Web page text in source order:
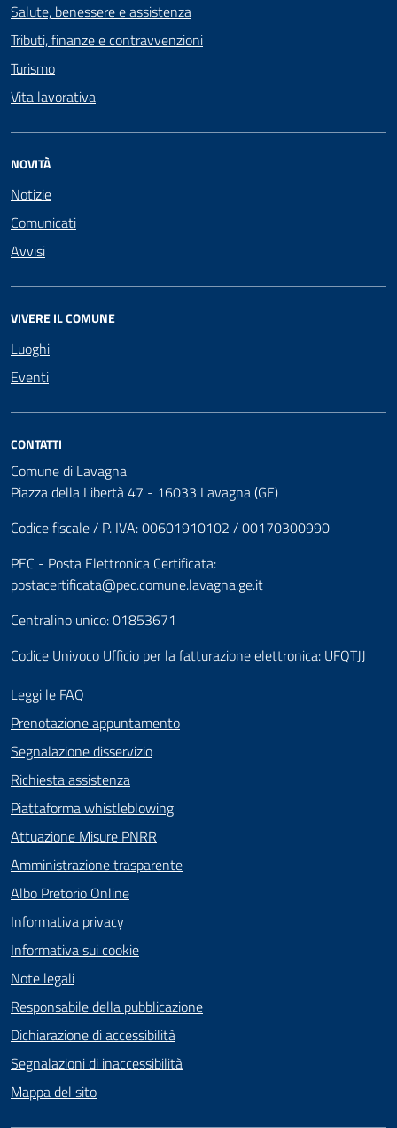
Salute, benessere e assistenza
Tributi, finanze e contravvenzioni
Turismo
Vita lavorativa
NOVITÀ
Notizie
Comunicati
Avvisi
VIVERE IL COMUNE
Luoghi
Eventi
CONTATTI
Comune di Lavagna
Piazza della Libertà 47 - 16033 Lavagna (GE)
Codice fiscale / P. IVA: 00601910102 / 00170300990
PEC - Posta Elettronica Certificata:
postacertificata@pec.comune.lavagna.ge.it
Centralino unico: 01853671
Codice Univoco Ufficio per la fatturazione elettronica: UFQTJJ
Leggi le FAQ
Prenotazione appuntamento
Segnalazione disservizio
Richiesta assistenza
Piattaforma whistleblowing
Attuazione Misure PNRR
Amministrazione trasparente
Albo Pretorio Online
Informativa privacy
Informativa sui cookie
Note legali
Responsabile della pubblicazione
Dichiarazione di accessibilità
Segnalazioni di inaccessibilità
Mappa del sito